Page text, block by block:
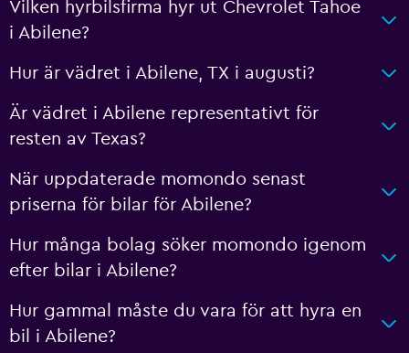
Vilken hyrbilsfirma hyr ut Chevrolet Tahoe
i Abilene?
Hur är vädret i Abilene, TX i augusti?
Är vädret i Abilene representativt för
resten av Texas?
När uppdaterade momondo senast
priserna för bilar för Abilene?
Hur många bolag söker momondo igenom
efter bilar i Abilene?
Hur gammal måste du vara för att hyra en
bil i Abilene?